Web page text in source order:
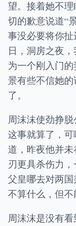
望。接着她不
切的歉意说道“
事没必要将你
日，洞房之夜
为一个刚入门
景有些不信她
了。
周沫沫使劲挣
这事就算了，
道，昨夜他并
刃更具杀伤力
父皇哪去对两
不算什么，但
周沫沫是没有